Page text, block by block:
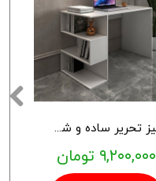
میز تحریر ساده و شیک TK152
۹,۲۰۰,۰۰۰ تومان